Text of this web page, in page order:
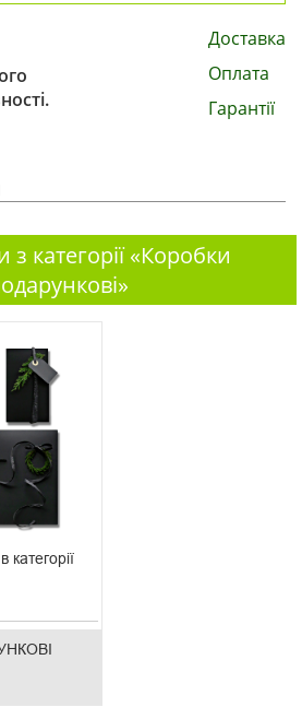
Доставка
Оплата
Гарантії
з категорії «Коробки
категорії